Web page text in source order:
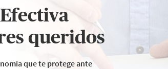
queridos
que te protege ante